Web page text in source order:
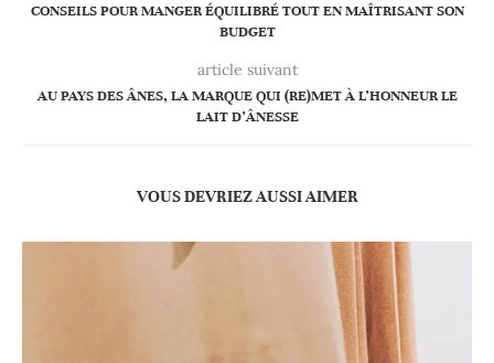
CONSEILS POUR MANGER ÉQUILIBRÉ TOUT EN MAÎTRISANT SON
BUDGET
article suivant
AU PAYS DES ÂNES, LA MARQUE QUI (RE)MET À L’HONNEUR LE
LAIT D’ÂNESSE
VOUS DEVRIEZ AUSSI AIMER